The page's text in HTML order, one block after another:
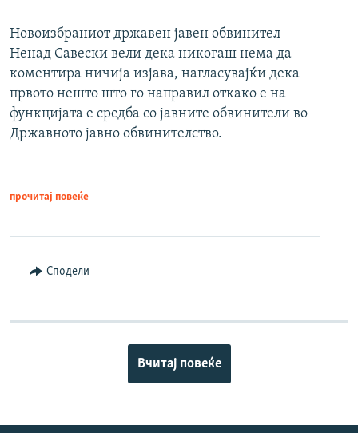
Новоизбраниот државен јавен обвинител
Ненад Савески вели дека никогаш нема да
коментира ничија изјава, нагласувајќи дека
првото нешто што го направил откако е на
функцијата е средба со јавните обвинители во
Државното јавно обвинителство.
прочитај повеќе
Сподели
Вчитај повеќе